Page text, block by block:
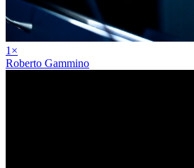
1 ×
Roberto Gammino